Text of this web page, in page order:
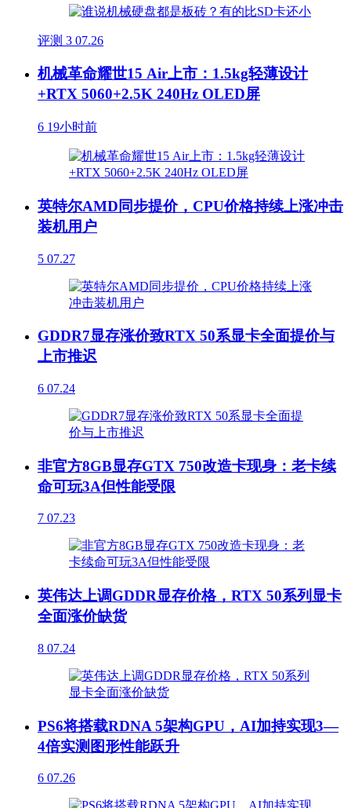
评测 3 07.26
机械革命耀世15 Air上市：1.5kg轻薄设计
+RTX 5060+2.5K 240Hz OLED屏
6 19小时前
英特尔AMD同步提价，CPU价格持续上涨冲击
装机用户
5 07.27
GDDR7显存涨价致RTX 50系显卡全面提价与
上市推迟
6 07.24
非官方8GB显存GTX 750改造卡现身：老卡续
命可玩3A但性能受限
7 07.23
英伟达上调GDDR显存价格，RTX 50系列显卡
全面涨价缺货
8 07.24
PS6将搭载RDNA 5架构GPU，AI加持实现3—
4倍实测图形性能跃升
6 07.26